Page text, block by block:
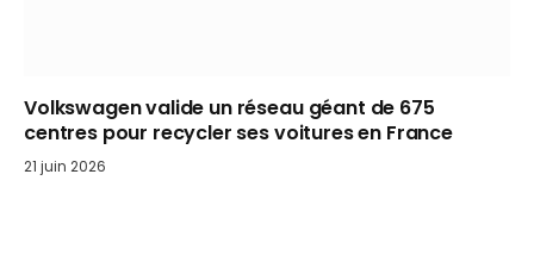
Volkswagen valide un réseau géant de 675
centres pour recycler ses voitures en France
21 juin 2026